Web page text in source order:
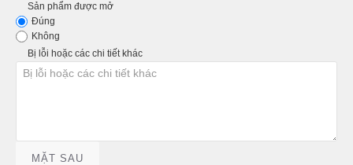
Sản phẩm được mở
Đúng
Không
Bị lỗi hoặc các chi tiết khác
MẶT SAU